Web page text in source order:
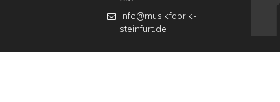
info@musikfabrik-
steinfurt.de